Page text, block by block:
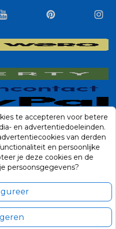
te accepteren voor betere
en advertentiedoeleinden.
van derden
en persoonlijke
je deze cookies en de
persoonsgegevens?